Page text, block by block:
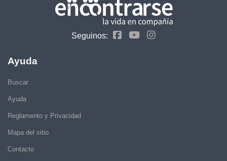
Seguinos:
Ayuda
Buscar
Ayuda
Reglamento y Privacidad
Mapa del sitio
Contacto